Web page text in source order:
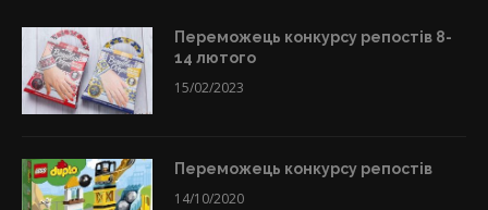
Переможець конкурсу репостів 8-
14 лютого
15/02/2023
Переможець конкурсу репостів
14/10/2020